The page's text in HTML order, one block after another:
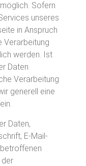
Sofern
unseres
in Anspruch
Verarbeitung
werden. Ist
Daten
Verarbeitung
generell eine
Daten,
E-Mail-
der